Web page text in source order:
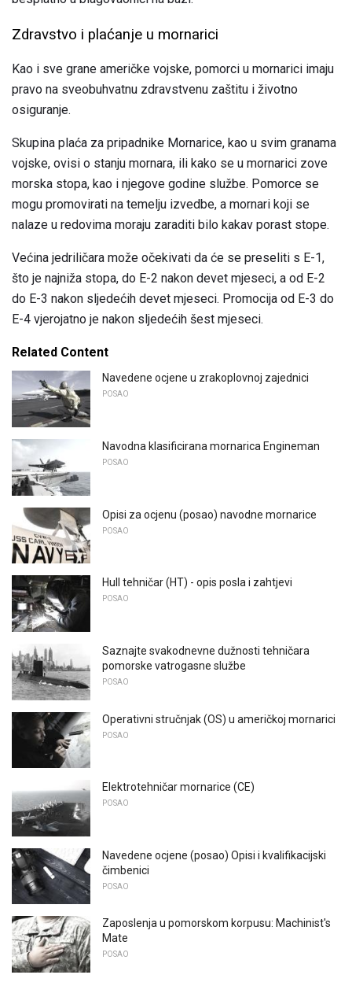
Zdravstvo i plaćanje u mornarici
Kao i sve grane američke vojske, pomorci u mornarici imaju
pravo na sveobuhvatnu zdravstvenu zaštitu i životno
osiguranje.
Skupina plaća za pripadnike Mornarice, kao u svim granama
vojske, ovisi o stanju mornara, ili kako se u mornarici zove
morska stopa, kao i njegove godine službe. Pomorce se
mogu promovirati na temelju izvedbe, a mornari koji se
nalaze u redovima moraju zaraditi bilo kakav porast stope.
Većina jedriličara može očekivati ​​da će se preseliti s E-1,
što je najniža stopa, do E-2 nakon devet mjeseci, a od E-2
do E-3 nakon sljedećih devet mjeseci. Promocija od E-3 do
E-4 vjerojatno je nakon sljedećih šest mjeseci.
Related Content
Navedene ocjene u zrakoplovnoj zajednici
POSAO
Navodna klasificirana mornarica Engineman
POSAO
Opisi za ocjenu (posao) navodne mornarice
POSAO
Hull tehničar (HT) - opis posla i zahtjevi
POSAO
Saznajte svakodnevne dužnosti tehničara
pomorske vatrogasne službe
POSAO
Operativni stručnjak (OS) u američkoj mornarici
POSAO
Elektrotehničar mornarice (CE)
POSAO
Navedene ocjene (posao) Opisi i kvalifikacijski
čimbenici
POSAO
Zaposlenja u pomorskom korpusu: Machinist's
Mate
POSAO